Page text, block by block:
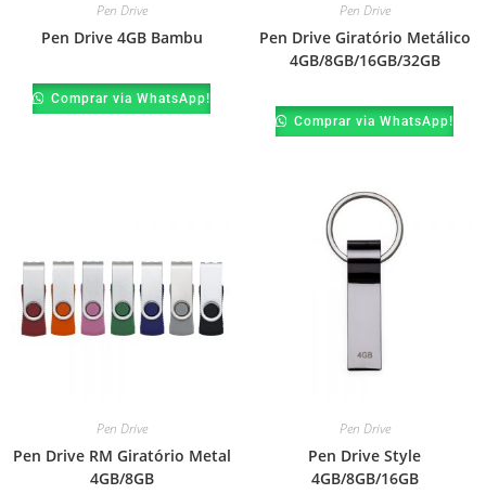
Pen Drive
Pen Drive 4GB Bambu
Comprar via WhatsApp!
Pen Drive
Pen Drive Giratório Metálico
4GB/8GB/16GB/32GB
Comprar via WhatsApp!
Pen Drive
Pen Drive RM Giratório Metal
4GB/8GB
Pen Drive
Pen Drive Style
4GB/8GB/16GB